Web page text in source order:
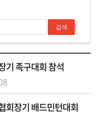
기 족구대회 참석
회장기 배드민턴대회